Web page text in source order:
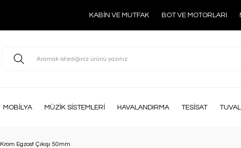
KABİN VE MUTFAK BOT VE MOTORLARI
MOBİLYA MÜZİK SİSTEMLERİ HAVALANDIRMA TESİSAT
Krom Egzost Çıkışı 50mm